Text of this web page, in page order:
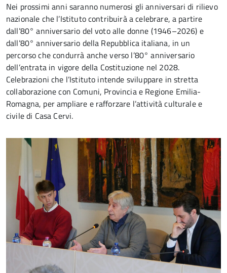
Nei prossimi anni saranno numerosi gli anniversari di rilievo
nazionale che l’Istituto contribuirà a celebrare, a partire
dall’80° anniversario del voto alle donne (1946–2026) e
dall’80° anniversario della Repubblica italiana, in un
percorso che condurrà anche verso l’80° anniversario
dell’entrata in vigore della Costituzione nel 2028.
Celebrazioni che l’Istituto intende sviluppare in stretta
collaborazione con Comuni, Provincia e Regione Emilia-
Romagna, per ampliare e rafforzare l’attività culturale e
civile di Casa Cervi.